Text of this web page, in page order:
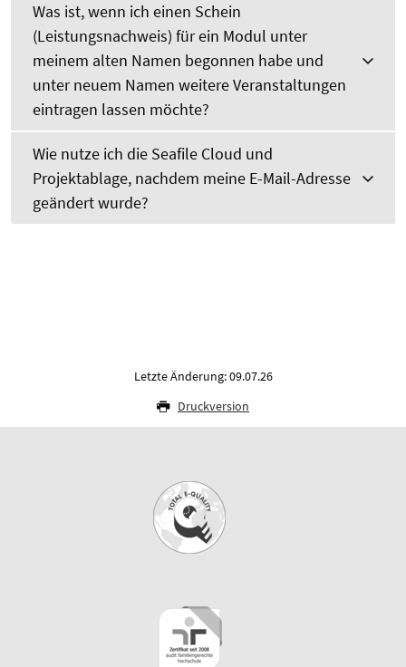
Was ist, wenn ich einen Schein
(Leistungsnachweis) für ein Modul unter
meinem alten Namen begonnen habe und
unter neuem Namen weitere Veranstaltungen
eintragen lassen möchte?
Wie nutze ich die Seafile Cloud und
Projektablage, nachdem meine E-Mail-Adresse
geändert wurde?
Letzte Änderung: 09.07.26
Druckversion